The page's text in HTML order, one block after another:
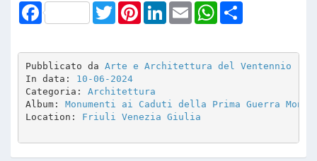
Facebook TwitterPinterestLinkedInEmail WhatsApp
Pubblicato da Arte e Architettura del Ventennio
In data: 10-06-2024
Categoria: Architettura
Album: Monumenti ai Caduti della Prima Guerra
Location: Friuli Venezia Giulia